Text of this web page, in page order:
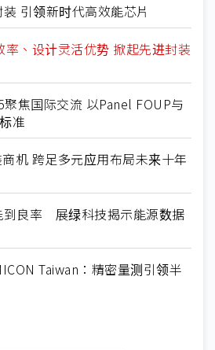
引领新时代高效能芯片
率、设计灵活优势 掀起先进封装
焦国际交流 以Panel FOUP与
准
机 跨足多元应用布局未来十年
到良率 展绿科技揭示能源数据
Taiwan：精密量测引领半